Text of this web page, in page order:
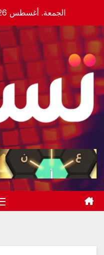
content
الجمعة. أغسطس 7th, 2026